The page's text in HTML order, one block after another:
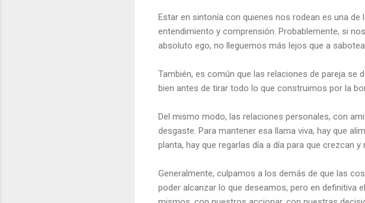
Estar en sintonía con quienes nos rodean es una
entendimiento y comprensión. Probablemente, si
absoluto ego, no lleguemos más lejos que a
También, es común que las relaciones de pareja se
bien antes de tirar todo lo que construimos por la
Del mismo modo, las relaciones personales, con
desgaste. Para mantener esa llama viva, hay que
planta, hay que regarlas día a día para que crezcan y
Generalmente, culpamos a los demás de que las
poder alcanzar lo que deseamos, pero en definitiva